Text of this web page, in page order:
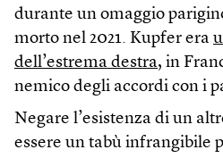
durante un omaggio
morto nel 2021. Kupfer era
dell’estrema destra, in
nemico degli accordi con i
Negare l’esistenza di un
essere un tabù infrangibile